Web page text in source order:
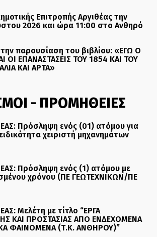
Επιτροπής Αργιθέας την
2026 και ώρα 11:00 στο Ανθηρό
παρουσίαση του βιβλίου: «ΕΓΩ Ο
ΟΙ ΕΠΑΝΑΣΤΑΣΕΙΣ ΤΟΥ 1854 ΚΑΙ ΤΟΥ
ΚΑΙ ΑΡΤΑ»
- ΠΡΟΜΗΘΕΙΕΣ
Πρόσληψη ενός (01) ατόμου για
χειριστή μηχανημάτων
Πρόσληψη ενός (1) ατόμου με
χρόνου (ΠΕ ΓΕΩΤΕΧΝΙΚΩΝ/ΠΕ
Μελέτη με τίτλο “ΕΡΓΑ
ΚΑΙ ΠΡΟΣΤΑΣΙΑΣ ΑΠΟ ΕΝΔΕΧΟΜΕΝΑ
ΦΑΙΝΟΜΕΝΑ (Τ.Κ. ΑΝΘΗΡΟΥ)”